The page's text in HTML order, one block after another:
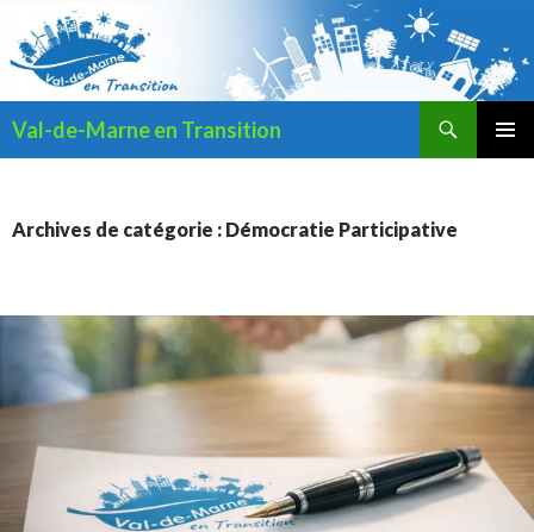
Val-de-Marne en Transition
Archives de catégorie : Démocratie Participative